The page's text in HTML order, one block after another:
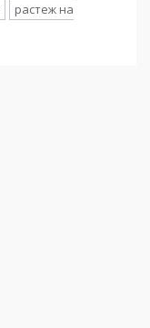
растеж на